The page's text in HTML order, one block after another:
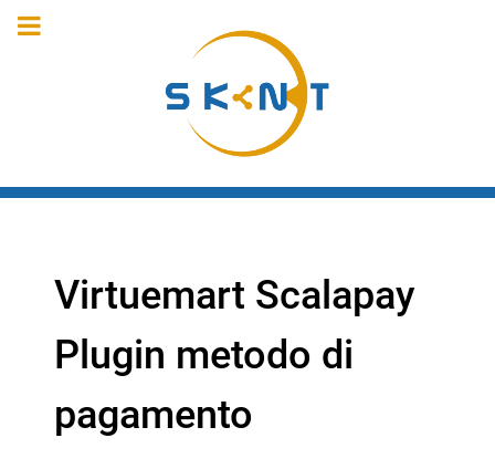
Virtuemart Scalapay
Plugin metodo di
pagamento